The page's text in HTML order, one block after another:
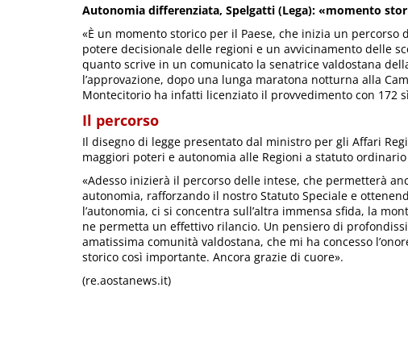
Autonomia differenziata, Spelgatti (Lega): «momento
«È un momento storico per il Paese, che inizia un
potere decisionale delle regioni e un avvicinamento delle
quanto scrive in un comunicato la senatrice valdostana della
l’approvazione, dopo una lunga maratona notturna alla
Montecitorio ha infatti licenziato il provvedimento con 172
Il percorso
Il disegno di legge presentato dal ministro per gli Affari
maggiori poteri e autonomia alle Regioni a statuto
«Adesso inizierà il percorso delle intese, che permetterà
autonomia, rafforzando il nostro Statuto Speciale e
l’autonomia, ci si concentra sull’altra immensa sfida, la
ne permetta un effettivo rilancio. Un pensiero di
amatissima comunità valdostana, che mi ha concesso
storico così importante. Ancora grazie di cuore».
(re.aostanews.it)